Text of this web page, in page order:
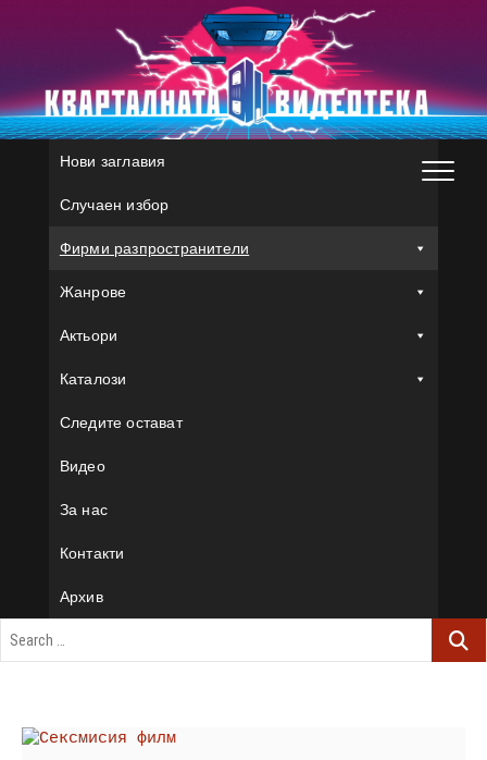
Нови заглавия
Случаен избор
Фирми разпространители
Жанрове
Актьори
Каталози
Следите остават
Видео
За нас
Контакти
Архив